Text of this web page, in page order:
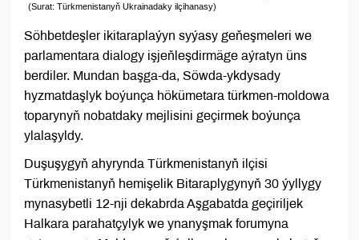
(Surat: Türkmenistanyň Ukrainadaky ilçihanasy)
Söhbetdeşler ikitaraplaýyn syýasy geňeşmeleri we
parlamentara dialogy işjeňleşdirmäge aýratyn üns
berdiler. Mundan başga-da, Söwda-ykdysady
hyzmatdaşlyk boýunça hökümetara türkmen-moldowa
toparynyň nobatdaky mejlisini geçirmek boýunça
ylalaşyldy.
Duşuşygyň ahyrynda Türkmenistanyň ilçisi
Türkmenistanyň hemişelik Bitaraplygynyň 30 ýyllygy
mynasybetli 12-nji dekabrda Aşgabatda geçiriljek
Halkara parahatçylyk we ynanyşmak forumyna